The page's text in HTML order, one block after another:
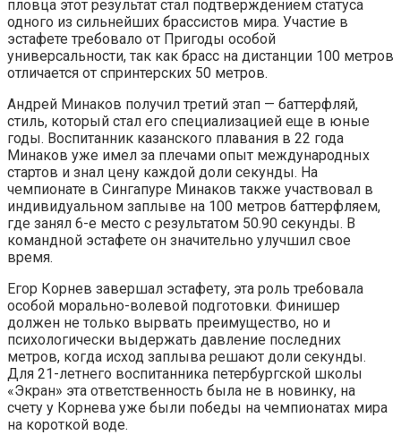
пловца этот результат стал подтверждением статуса
одного из сильнейших брассистов мира. Участие в
эстафете требовало от Пригоды особой
универсальности, так как брасс на дистанции 100 метров
отличается от спринтерских 50 метров.
Андрей Минаков получил третий этап — баттерфляй,
стиль, который стал его специализацией еще в юные
годы. Воспитанник казанского плавания в 22 года
Минаков уже имел за плечами опыт международных
стартов и знал цену каждой доли секунды. На
чемпионате в Сингапуре Минаков также участвовал в
индивидуальном заплыве на 100 метров баттерфляем,
где занял 6-е место с результатом 50.90 секунды. В
командной эстафете он значительно улучшил свое
время.
Егор Корнев завершал эстафету, эта роль требовала
особой морально-волевой подготовки. Финишер
должен не только вырвать преимущество, но и
психологически выдержать давление последних
метров, когда исход заплыва решают доли секунды.
Для 21-летнего воспитанника петербургской школы
«Экран» эта ответственность была не в новинку, на
счету у Корнева уже были победы на чемпионатах мира
на короткой воде.